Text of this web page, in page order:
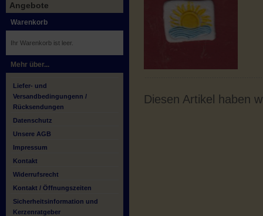
Angebote
Warenkorb
Ihr Warenkorb ist leer.
Mehr über...
Liefer- und
Versandbedingungenn /
Rücksendungen
Datenschutz
Unsere AGB
Impressum
Kontakt
Widerrufsrecht
Kontakt / Öffnungszeiten
Sicherheitsinformation und
Kerzenratgeber
Diesen Artikel haben